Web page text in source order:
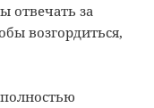
отвечать за
возгордиться,